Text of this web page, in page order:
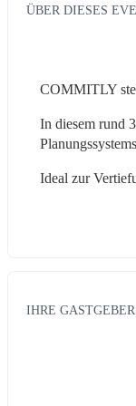
ÜBER DIESES
COMMITLY
In diesem rund
Ideal zur
IHRE GASTGEBER